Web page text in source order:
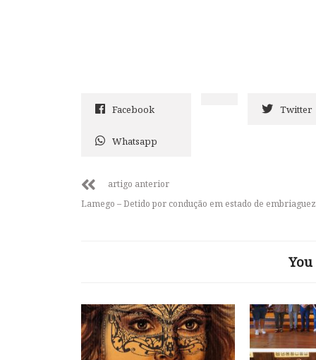
Facebook Twitter
Whatsapp
artigo anterior
Lamego – Detido por condução em estado de embriaguez